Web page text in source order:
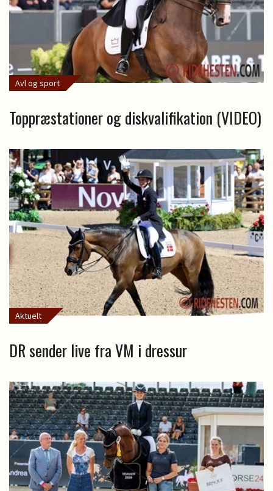
Avl og sport
Toppræstationer og diskvalifikation (VIDEO)
Aktuelt
DR sender live fra VM i dressur